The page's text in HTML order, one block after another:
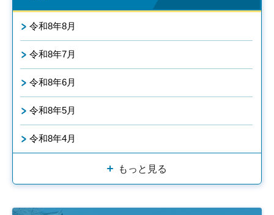
令和8年8月
令和8年7月
令和8年6月
令和8年5月
令和8年4月
もっと見る